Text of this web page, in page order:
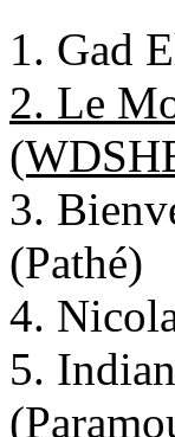
1. Gad
2. Le
3.
(Pathé)
4.
5.